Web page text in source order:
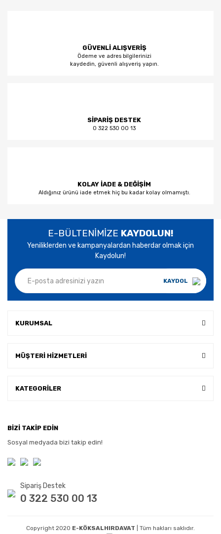
GÜVENLİ ALIŞVERİŞ
Ödeme ve adres bilgilerinizi
kaydedin, güvenli alışveriş yapın.
SİPARİŞ DESTEK
0 322 530 00 13
KOLAY İADE & DEĞİŞİM
Aldığınız ürünü iade etmek hiç bu kadar kolay olmamıştı.
E-BÜLTENİMİZE KAYDOLUN!
Yeniliklerden ve kampanyalardan haberdar olmak için
Kaydolun!
KAYDOL
KURUMSAL
MÜŞTERİ HİZMETLERİ
KATEGORİLER
BİZİ TAKİP EDİN
Sosyal medyada bizi takip edin!
Sipariş Destek
0 322 530 00 13
Copyright 2020 E-KÖKSALHIRDAVAT | Tüm hakları saklıdır.